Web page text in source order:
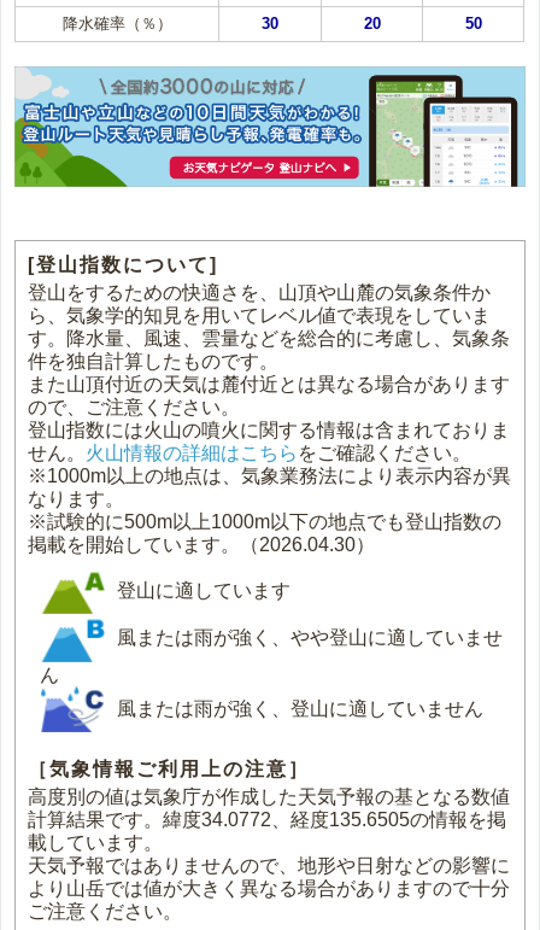
降水確率（％）
30 20 50
[登山指数について]
登山をするための快適さを、山頂や山麓の気象条件か
ら、気象学的知見を用いてレベル値で表現をしていま
す。降水量、風速、雲量などを総合的に考慮し、気象条
件を独自計算したものです。
また山頂付近の天気は麓付近とは異なる場合があります
ので、ご注意ください。
登山指数には火山の噴火に関する情報は含まれておりま
せん。 火山情報の詳細はこちら をご確認ください。
※1000m以上の地点は、気象業務法により表示内容が異
なります。
※試験的に500m以上1000m以下の地点でも登山指数の
掲載を開始しています。（2026.04.30）
登山に適しています
風または雨が強く、やや登山に適していませ
ん
風または雨が強く、登山に適していません
［気象情報ご利用上の注意］
高度別の値は気象庁が作成した天気予報の基となる数値
計算結果です。緯度34.0772、経度135.6505の情報を掲
載しています。
天気予報ではありませんので、地形や日射などの影響に
より山岳では値が大きく異なる場合がありますので十分
ご注意ください。